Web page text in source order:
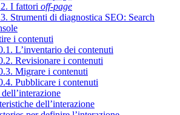
I fattori off-page
Strumenti di diagnostica SEO: Search
i contenuti
L’inventario dei contenuti
Revisionare i contenuti
Migrare i contenuti
Pubblicare i contenuti
dell’interazione